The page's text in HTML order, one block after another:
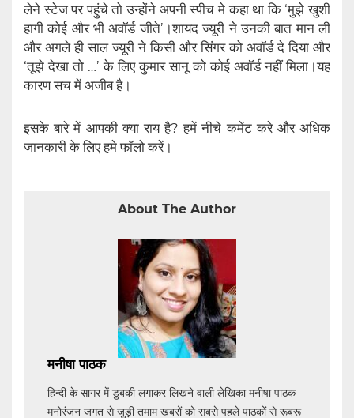
लेने स्टेज पर पहुंचे तो उन्होंने अपनी स्पीच मे कहा था कि ‘मुझे खुशी
हागी कोई और भी अवॉर्ड जीते’।शायद ज्यूरी ने उनकी बात मान ली
और अगले ही साल ज्यूरी ने ​किसी और सिंगर को अवॉर्ड दे दिया और
‘तूझे देखा तो …’ के लिए कुमार सानू को कोई अवॉर्ड नहीं मिला।यह
कारण सच में अजीब है।
इसके बारे में आपकी क्या राय है? हमें नीचे कमेंट करे और अधिक
जानकारी के लिए हमे फॉलो करें।
About The Author
मनीषा पाठक
हिन्दी के सागर में डुबकी लगाकर लिखने वाली लेखिका मनीषा पाठक
मनोरंजन जगत से जुड़ी तमाम खबरों को सबसे पहले पाठकों से रूबरू